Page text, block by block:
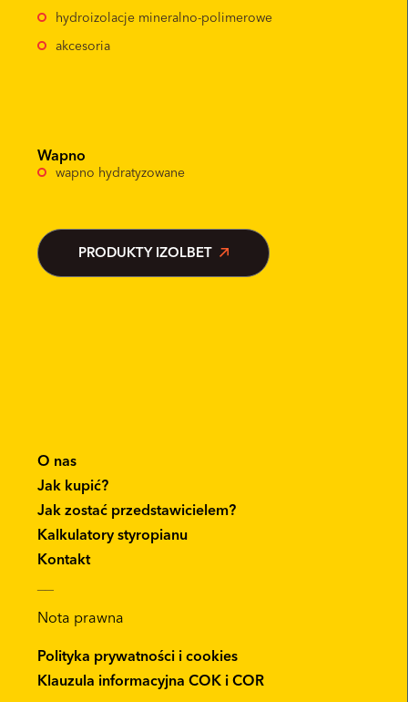
hydroizolacje mineralno-polimerowe
akcesoria
Wapno
wapno hydratyzowane
PRODUKTY IZOLBET
O nas
Jak kupić?
Jak zostać przedstawicielem?
Kalkulatory styropianu
Kontakt
Nota prawna
Polityka prywatności i cookies
Klauzula informacyjna COK i COR